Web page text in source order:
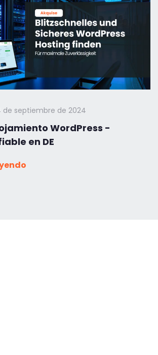
de septiembre de 2024
WordPress -
en DE